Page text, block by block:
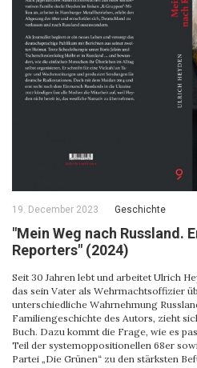
19. December 2023 Geschichte
"Mein Weg nach Russland.
Reporters" (2024)
Seit 30 Jahren lebt und arbeitet Ulrich
das sein Vater als Wehrmachtsoffizier
unterschiedliche Wahrnehmung
Familiengeschichte des Autors, zieht
Buch. Dazu kommt die Frage, wie es
Teil der systemoppositionellen 68er
Partei „Die Grünen“ zu den stärksten